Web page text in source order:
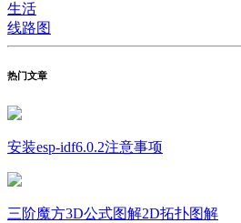
生活
线路图
热门文章
安装esp-idf6.0.2注意事项
三阶魔方3D公式图解2D拓扑图解